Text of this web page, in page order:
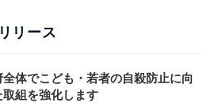
リース
全体でこども・若者の自殺防止に向
取組を強化します